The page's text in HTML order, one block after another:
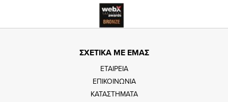
ΣΧΕΤΙΚΑ ΜΕ ΕΜΑΣ
ΕΤΑΙΡΕΙΑ
ΕΠΙΚΟΙΝΩΝΙΑ
ΚΑΤΑΣΤΗΜΑΤΑ